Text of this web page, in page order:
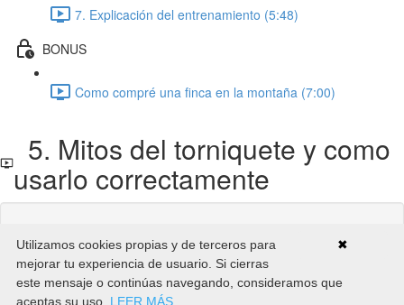
7. Explicación del entrenamiento (5:48)
BONUS
Como compré una finca en la montaña (7:00)
5. Mitos del torniquete y como
usarlo correctamente
Si ya estás inscrito,Necesitarás iniciar sesión
Inscribete en el Curso para desbloquearlo
✖
Utilizamos cookies propias y de terceros para
mejorar tu experiencia de usuario. Si cierras
este mensaje o continúas navegando, consideramos que
aceptas su uso. LEER MÁS